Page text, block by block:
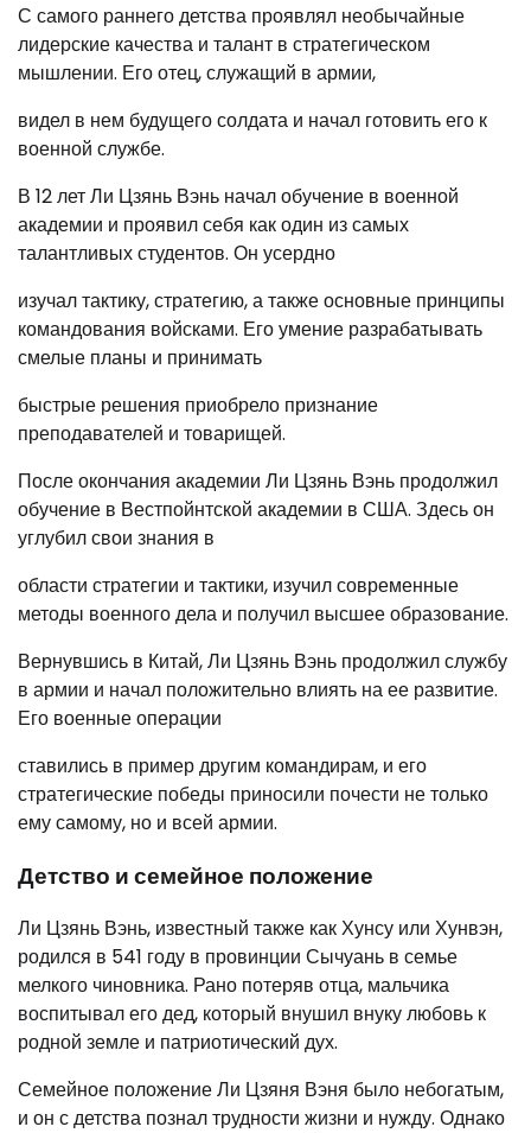
С самого раннего детства проявлял необычайные
лидерские качества и талант в стратегическом
мышлении. Его отец, служащий в армии,
видел в нем будущего солдата и начал готовить его к
военной службе.
В 12 лет Ли Цзянь Вэнь начал обучение в военной
академии и проявил себя как один из самых
талантливых студентов. Он усердно
изучал тактику, стратегию, а также основные принципы
командования войсками. Его умение разрабатывать
смелые планы и принимать
быстрые решения приобрело признание
преподавателей и товарищей.
После окончания академии Ли Цзянь Вэнь продолжил
обучение в Вестпойнтской академии в США. Здесь он
углубил свои знания в
области стратегии и тактики, изучил современные
методы военного дела и получил высшее образование.
Вернувшись в Китай, Ли Цзянь Вэнь продолжил службу
в армии и начал положительно влиять на ее развитие.
Его военные операции
ставились в пример другим командирам, и его
стратегические победы приносили почести не только
ему самому, но и всей армии.
Детство и семейное положение
Ли Цзянь Вэнь, известный также как Хунсу или Хунвэн,
родился в 541 году в провинции Сычуань в семье
мелкого чиновника. Рано потеряв отца, мальчика
воспитывал его дед, который внушил внуку любовь к
родной земле и патриотический дух.
Семейное положение Ли Цзяня Вэня было небогатым,
и он с детства познал трудности жизни и нужду. Однако